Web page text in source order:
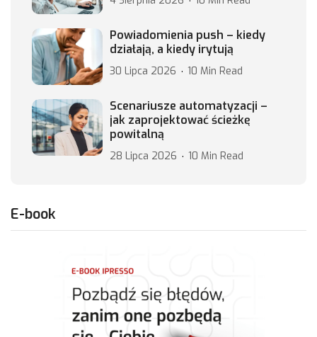
Powiadomienia push – kiedy
działają, a kiedy irytują
30 Lipca 2026 10 Min Read
Scenariusze automatyzacji –
jak zaprojektować ścieżkę
powitalną
28 Lipca 2026 10 Min Read
E-book